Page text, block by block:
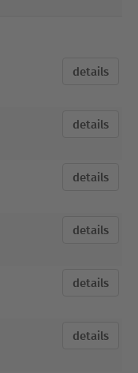
details
details
details
details
details
details